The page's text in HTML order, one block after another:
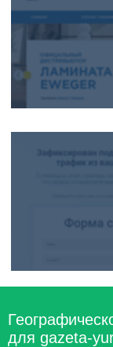
для gazeta-